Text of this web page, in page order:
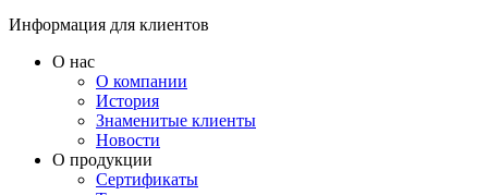
Информация для клиентов
О нас
О компании
История
Знаменитые клиенты
Новости
О продукции
Сертификаты